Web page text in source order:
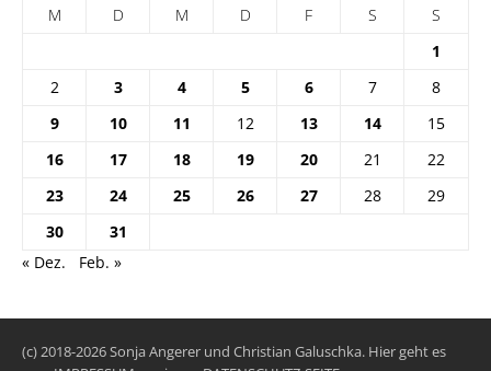
M
D M D F S
S
1
2
3 4 5 6 7
8
9
10 11 12 13 14
15
16
17 18 19 20 21
22
23
24 25 26 27 28
29
30
31
« Dez.
Feb. »
(c) 2018-2026 Sonja Angerer und Christian Galuschka. Hier geht es